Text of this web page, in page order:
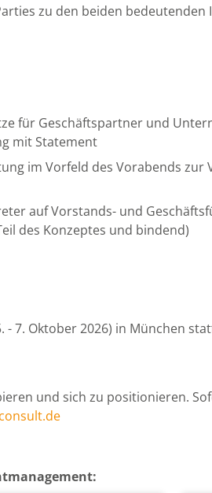
zu den beiden bedeutenden
für Geschäftspartner und
mit Statement
im Vorfeld des Vorabends zur
auf Vorstands- und
des Konzeptes und bindend)
- 7. Oktober 2026) in München
und sich zu positionieren.